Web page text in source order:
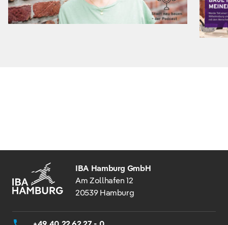
IBA Hamburg GmbH
Am Zollhafen 12
20539 Hamburg